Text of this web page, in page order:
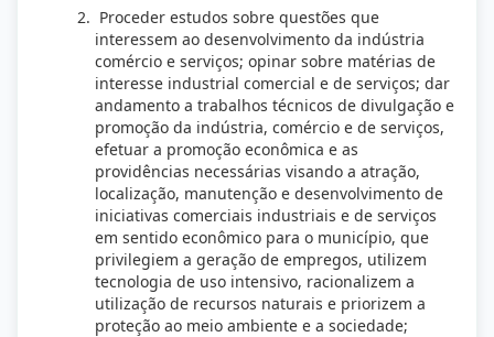
Proceder estudos sobre questões que
interessem ao desenvolvimento da indústria
comércio e serviços; opinar sobre matérias de
interesse industrial comercial e de serviços; dar
andamento a trabalhos técnicos de divulgação e
promoção da indústria, comércio e de serviços,
efetuar a promoção econômica e as
providências necessárias visando a atração,
localização, manutenção e desenvolvimento de
iniciativas comerciais industriais e de serviços
em sentido econômico para o município, que
privilegiem a geração de empregos, utilizem
tecnologia de uso intensivo, racionalizem a
utilização de recursos naturais e priorizem a
proteção ao meio ambiente e a sociedade;